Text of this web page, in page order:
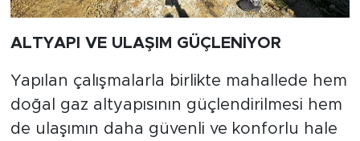
ALTYAPI VE ULAŞIM GÜÇLENİYOR
Yapılan çalışmalarla birlikte mahallede hem
doğal gaz altyapısının güçlendirilmesi hem
de ulaşımın daha güvenli ve konforlu hale